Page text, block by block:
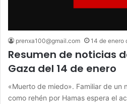
prenxa100@gmail.com 14 de enero
Resumen de noticias
Gaza del 14 de enero
«Muerto de miedo». Familiar de un
como rehén por Hamas espera el